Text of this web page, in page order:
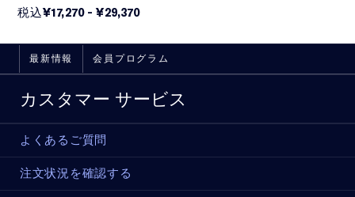
税込¥17,270-¥29,370
最新情報 会員プログラム
カスタマー サービス
よくあるご質問
注文状況を確認する